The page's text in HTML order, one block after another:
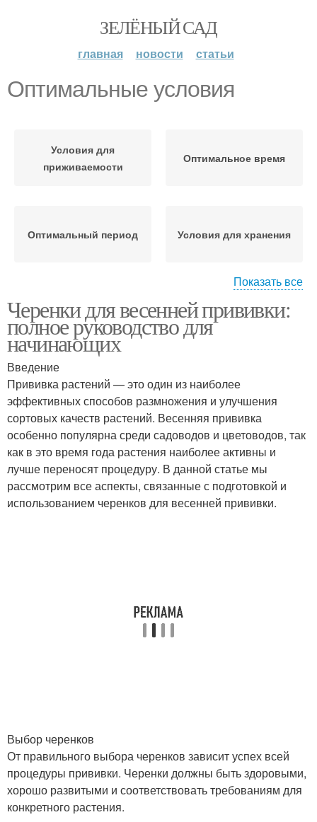
ЗЕЛЁНЫЙ САД
главная новости статьи
Оптимальные условия
Условия для
приживаемости
Оптимальное время
Оптимальный период Условия для хранения
условиях
Тыква в домашних
условиях
Оптимальная
температура
Тыквы в домашних
условиях
Оптимальный срок
Условия без
холодильника
Показать все
Черенки для весенней прививки:
полное руководство для
начинающих
Введение
Прививка растений — это один из наиболее
эффективных способов размножения и улучшения
сортовых качеств растений. Весенняя прививка
особенно популярна среди садоводов и цветоводов, так
как в это время года растения наиболее активны и
лучше переносят процедуру. В данной статье мы
рассмотрим все аспекты, связанные с подготовкой и
использованием черенков для весенней прививки.
Выбор черенков
От правильного выбора черенков зависит успех всей
процедуры прививки. Черенки должны быть здоровыми,
хорошо развитыми и соответствовать требованиям для
конкретного растения.